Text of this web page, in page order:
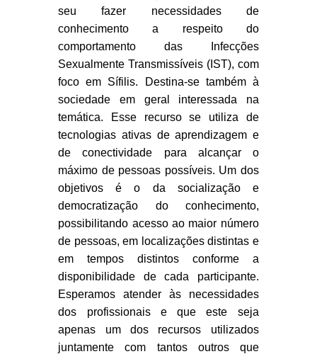
seu fazer necessidades de
conhecimento a respeito do
comportamento das Infecções
Sexualmente Transmissíveis (IST), com
foco em Sífilis. Destina-se também à
sociedade em geral interessada na
temática. Esse recurso se utiliza de
tecnologias ativas de aprendizagem e
de conectividade para alcançar o
máximo de pessoas possíveis. Um dos
objetivos é o da socialização e
democratização do conhecimento,
possibilitando acesso ao maior número
de pessoas, em localizações distintas e
em tempos distintos conforme a
disponibilidade de cada participante.
Esperamos atender às necessidades
dos profissionais e que este seja
apenas um dos recursos utilizados
juntamente com tantos outros que